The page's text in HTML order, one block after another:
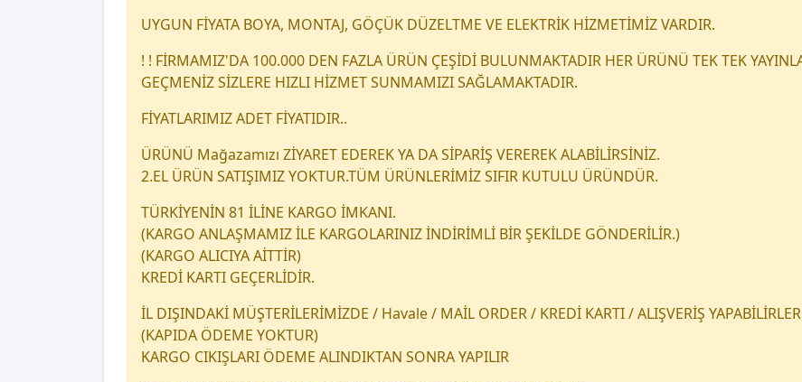
UYGUN FİYATA BOYA, MONTAJ, GÖÇÜK DÜZELTME VE ELEKTRİK HİZMETİMİZ VARDIR.
! ! FİRMAMIZ'DA 100.000 DEN FAZLA ÜRÜN ÇEŞİDİ BULUNMAKTADIR HER ÜRÜNÜ TEK TEK
GEÇMENİZ SİZLERE HIZLI HİZMET SUNMAMIZI SAĞLAMAKTADIR.
FİYATLARIMIZ ADET FİYATIDIR..
ÜRÜNÜ Mağazamızı ZİYARET EDEREK YA DA SİPARİŞ VEREREK ALABİLİRSİNİZ.
2.EL ÜRÜN SATIŞIMIZ YOKTUR.TÜM ÜRÜNLERİMİZ SIFIR KUTULU ÜRÜNDÜR.
TÜRKİYENİN 81 İLİNE KARGO İMKANI.
(KARGO ANLAŞMAMIZ İLE KARGOLARINIZ İNDİRİMLİ BİR ŞEKİLDE GÖNDERİLİR.)
(KARGO ALICIYA AİTTİR)
KREDİ KARTI GEÇERLİDİR.
İL DIŞINDAKİ MÜŞTERİLERİMİZDE / Havale / MAİL ORDER / KREDİ KARTI / ALIŞVERİŞ
(KAPIDA ÖDEME YOKTUR)
KARGO CIKIŞLARI ÖDEME ALINDIKTAN SONRA YAPILIR